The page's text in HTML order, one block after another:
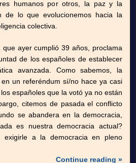
humanos por otros, la paz y la
de lo que evolucionemos hacia la
colectiva.
que ayer cumplió 39 años, proclama
de los españoles de establecer
avanzada. Como sabemos, la
un referéndum sí/no hace ya casi
españoles que la votó ya no están
citemos de pasada el conflicto
se abandera en la democracia,
es nuestra democracia actual?
exigirle a la democracia en pleno
Continue reading »